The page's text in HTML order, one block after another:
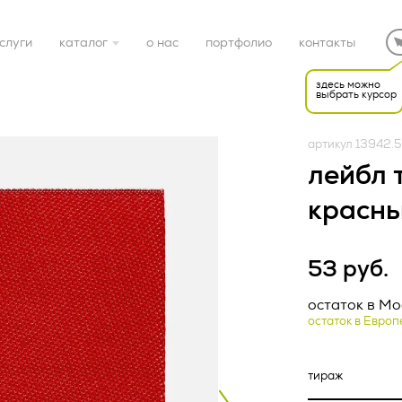
каталог
дом
спорт
подарочные наборы
упаковка
о нас портфолио контакты
здесь можно
выбрать курсор
артикул
лейбл
53 руб.
остаток в
остаток в
ОФЕРТА (ред.
г.)
Редакция от «26»